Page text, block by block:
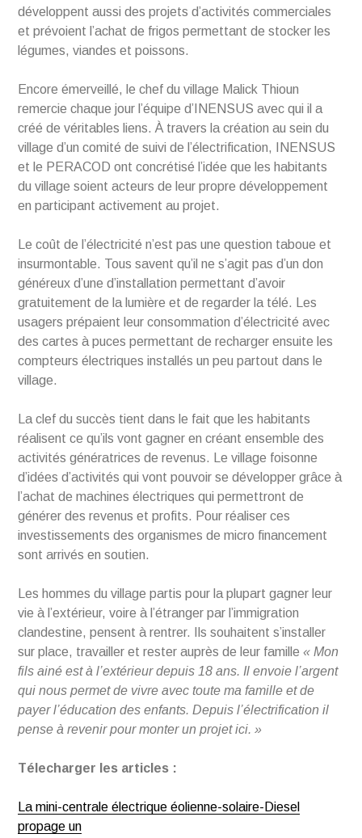
développent aussi des projets d’activités commerciales
et prévoient l’achat de frigos permettant de stocker les
légumes, viandes et poissons.
Encore émerveillé, le chef du village Malick Thioun
remercie chaque jour l’équipe d’INENSUS avec qui il a
créé de véritables liens. À travers la création au sein du
village d’un comité de suivi de l’électrification, INENSUS
et le PERACOD ont concrétisé l’idée que les habitants
du village soient acteurs de leur propre développement
en participant activement au projet.
Le coût de l’électricité n’est pas une question taboue et
insurmontable. Tous savent qu’il ne s’agit pas d’un don
généreux d’une d’installation permettant d’avoir
gratuitement de la lumière et de regarder la télé. Les
usagers prépaient leur consommation d’électricité avec
des cartes à puces permettant de recharger ensuite les
compteurs électriques installés un peu partout dans le
village.
La clef du succès tient dans le fait que les habitants
réalisent ce qu’ils vont gagner en créant ensemble des
activités génératrices de revenus. Le village foisonne
d’idées d’activités qui vont pouvoir se développer grâce à
l’achat de machines électriques qui permettront de
générer des revenus et profits. Pour réaliser ces
investissements des organismes de micro financement
sont arrivés en soutien.
Les hommes du village partis pour la plupart gagner leur
vie à l’extérieur, voire à l’étranger par l’immigration
clandestine, pensent à rentrer. Ils souhaitent s’installer
sur place, travailler et rester auprès de leur famille« Mon
fils ainé est à l’extérieur depuis 18 ans. Il envoie l’argent
qui nous permet de vivre avec toute ma famille et de
payer l’éducation des enfants. Depuis l’électrification il
pense à revenir pour monter un projet ici. »
Télecharger les articles :
La mini-centrale électrique éolienne-solaire-Diesel
propage un